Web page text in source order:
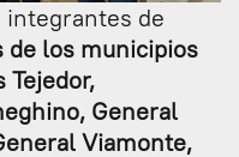
integrantes de
los municipios
Tejedor,
General
Viamonte,